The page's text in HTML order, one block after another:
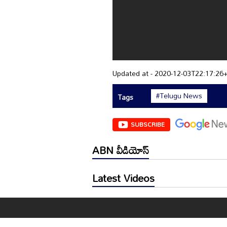
Updated at - 2020-12-
Tags
#Telugu News
SUBSCRIBE
ABN వీడియోస్
Latest Videos